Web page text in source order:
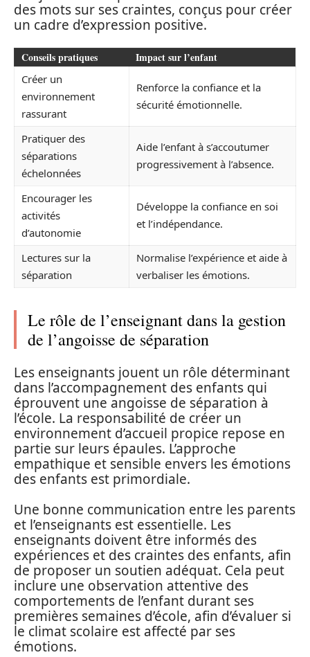
des mots sur ses craintes, conçus pour créer
un cadre d’expression positive.
Conseils pratiques Impact sur l’enfant
Créer un
environnement
rassurant
Renforce la confiance et la
sécurité émotionnelle.
Pratiquer des
séparations
échelonnées
Aide l’enfant à s’accoutumer
progressivement à l’absence.
Encourager les
activités
d’autonomie
Développe la confiance en soi
et l’indépendance.
Lectures sur la
séparation
Normalise l’expérience et aide à
verbaliser les émotions.
Le rôle de l’enseignant dans la gestion
de l’angoisse de séparation
Les enseignants jouent un rôle déterminant
dans l’accompagnement des enfants qui
éprouvent une angoisse de séparation à
l’école. La responsabilité de créer un
environnement d’accueil propice repose en
partie sur leurs épaules. L’approche
empathique et sensible envers les émotions
des enfants est primordiale.
Une bonne communication entre les parents
et l’enseignants est essentielle. Les
enseignants doivent être informés des
expériences et des craintes des enfants, afin
de proposer un soutien adéquat. Cela peut
inclure une observation attentive des
comportements de l’enfant durant ses
premières semaines d’école, afin d’évaluer si
le climat scolaire est affecté par ses
émotions.